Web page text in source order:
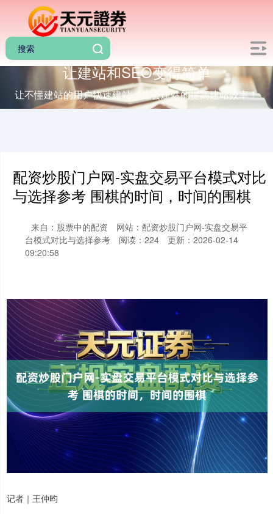
让建站和SEO变得简单
让不懂建站的用户快速建站，让会建站的提高建站效率！
配资炒股门户网-实盘交易平台模式对比
与选择参考 围棋的时间，时间的围棋
来自：股票中的配资
网站：配资炒股门户网-实盘交易平
台模式对比与选择参考
阅读：224
更新：2026-02-14
09:20:58
记者｜王仲昀